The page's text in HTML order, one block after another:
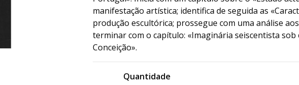
manifestação artística; identifica de seguida as
produção escultórica; prossegue com uma análise
terminar com o capítulo: «Imaginária seiscentista sob
Conceição».
Quantidade